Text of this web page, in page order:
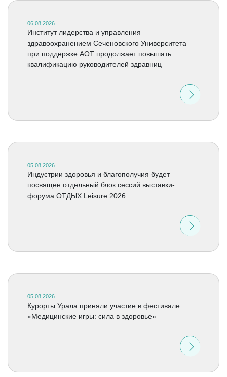
06.08.2026
Институт лидерства и управления
здравоохранением Сеченовского Университета
при поддержке АОТ продолжает повышать
квалификацию руководителей здравниц
05.08.2026
Индустрии здоровья и благополучия будет
посвящен отдельный блок сессий выставки-
форума ОТДЫХ Leisure 2026
05.08.2026
Курорты Урала приняли участие в фестивале
«Медицинские игры: сила в здоровье»